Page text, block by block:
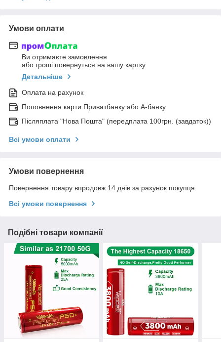
Умови оплати
Ви отримаєте замовлення
або гроші повернуться на вашу картку
Детальніше
Оплата на рахунок
Поповнення карти Приватбанку або А-банку
Післяплата "Нова Пошта" (передплата 100грн. (завдаток))
Всі умови оплати
Умови повернення
Повернення товару впродовж 14 днів за рахунок покупця
Всі умови повернення
Подібні товари компанії